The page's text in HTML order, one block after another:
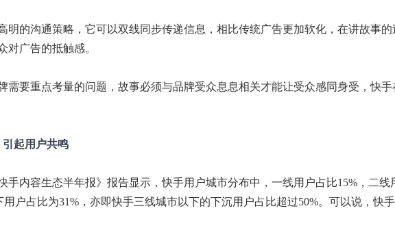
明的沟通策略，它可以双线同步传递信息，相比传统广告更加软化，在讲故事
对广告的抵触感。
需要重点考量的问题，故事必须与品牌受众息息相关才能让受众感同身受，快手
起用户共鸣
手内容生态半年报》报告显示，快手用户城市分布中，一线用户占比15%，二线
户占比为31%，亦即快手三线城市以下的下沉用户占比超过50%。可以说，快